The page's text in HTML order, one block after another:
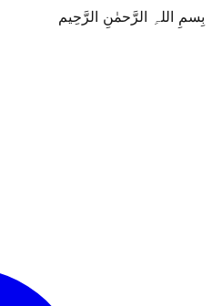
بِسمِ اللہِ الرَّحمٰنِ الرَّحِيم